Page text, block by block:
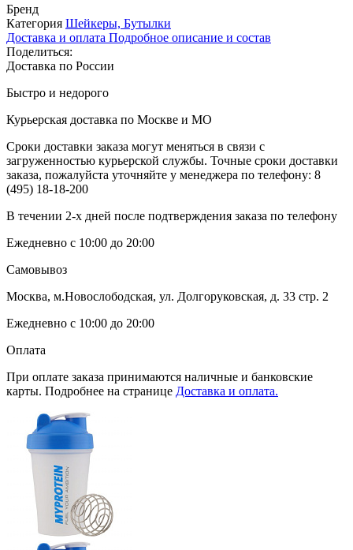
Бренд
Категория Шейкеры, Бутылки
Доставка и оплата Подробное описание и состав
Поделиться:
Доставка по России
Быстро и недорого
Курьерская доставка по Москве и МО
Сроки доставки заказа могут меняться в связи с
загруженностью курьерской службы. Точные сроки доставки
заказа, пожалуйста уточняйте у менеджера по телефону: 8
(495) 18-18-200
В течении 2-х дней после подтверждения заказа по телефону
Ежедневно с 10:00 до 20:00
Самовывоз
Москва, м.Новослободская, ул. Долгоруковская, д. 33 стр. 2
Ежедневно с 10:00 до 20:00
Оплата
При оплате заказа принимаются наличные и банковские
карты. Подробнее на странице Доставка и оплата.